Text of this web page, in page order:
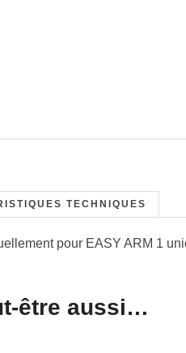
TECHNIQUES
pour EASY ARM 1
être aussi…